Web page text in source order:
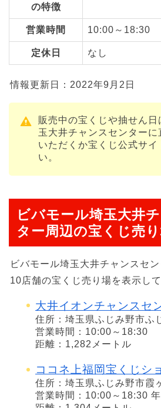
の特徴
営業時間 10:00～18:30
定休日 なし
情報更新日：2022年9月2日
販売中の宝くじや抽せん
玉大井チャンスセンター
いただくか宝くじ公式サイ
い。
ビバモール埼玉大井
ター周辺の宝くじ売
ビバモール埼玉大井チャンスセン
10店舗の宝くじ売り場を表示して
大井イオンチャンスセ
住所：埼玉県ふじみ野市ふ
営業時間：10:00～18:30
距離：1,282メートル
ココネ上福岡宝くじシ
住所：埼玉県ふじみ野市霞
営業時間：10:00～18:30